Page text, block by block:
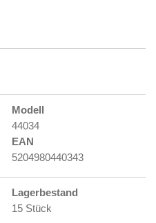
Modell
44034
EAN
5204980440343
Lagerbestand
15 Stück